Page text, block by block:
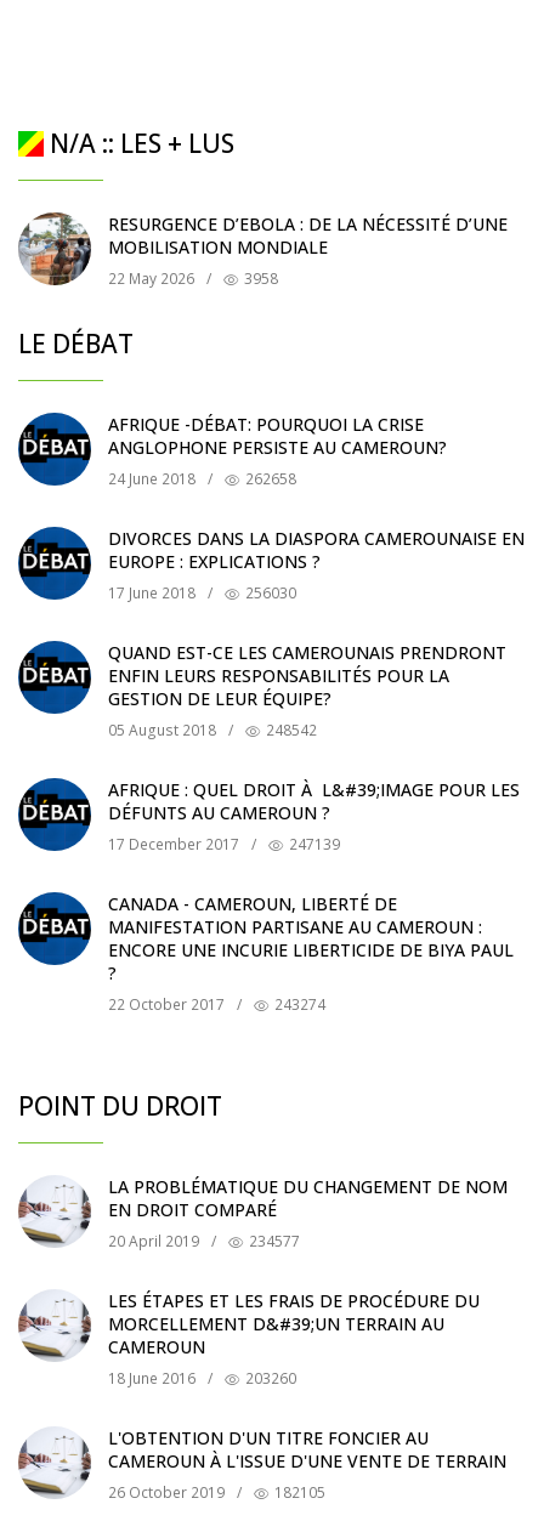
N/A :: LES + LUS
RESURGENCE D’EBOLA : DE LA NÉCESSITÉ D’UNE
MOBILISATION MONDIALE
22 May 2026 / 3958
LE DÉBAT
AFRIQUE -DÉBAT: POURQUOI LA CRISE
ANGLOPHONE PERSISTE AU CAMEROUN?
24 June 2018 / 262658
DIVORCES DANS LA DIASPORA CAMEROUNAISE EN
EUROPE : EXPLICATIONS ?
17 June 2018 / 256030
QUAND EST-CE LES CAMEROUNAIS PRENDRONT
ENFIN LEURS RESPONSABILITÉS POUR LA
GESTION DE LEUR ÉQUIPE?
05 August 2018 / 248542
AFRIQUE : QUEL DROIT À L&#39;IMAGE POUR LES
DÉFUNTS AU CAMEROUN ?
17 December 2017 / 247139
CANADA - CAMEROUN, LIBERTÉ DE
MANIFESTATION PARTISANE AU CAMEROUN :
ENCORE UNE INCURIE LIBERTICIDE DE BIYA PAUL
?
22 October 2017 / 243274
POINT DU DROIT
LA PROBLÉMATIQUE DU CHANGEMENT DE NOM
EN DROIT COMPARÉ
20 April 2019 / 234577
LES ÉTAPES ET LES FRAIS DE PROCÉDURE DU
MORCELLEMENT D&#39;UN TERRAIN AU
CAMEROUN
18 June 2016 / 203260
L'OBTENTION D'UN TITRE FONCIER AU
CAMEROUN À L'ISSUE D'UNE VENTE DE TERRAIN
26 October 2019 / 182105